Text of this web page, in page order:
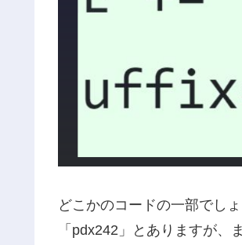
どこかのコードの一部でしょ
「pdx242」とありますが